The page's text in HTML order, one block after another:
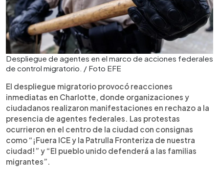
Despliegue de agentes en el marco de acciones federales
de control migratorio. / Foto EFE
El despliegue migratorio provocó reacciones
inmediatas en Charlotte, donde organizaciones y
ciudadanos realizaron manifestaciones en rechazo a la
presencia de agentes federales. Las protestas
ocurrieron en el centro de la ciudad con consignas
como “¡Fuera ICE y la Patrulla Fronteriza de nuestra
ciudad!” y “El pueblo unido defenderá a las familias
migrantes”.